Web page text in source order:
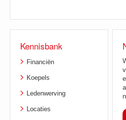
Kennisbank
Financiën
Koepels
Ledenwerving
Locaties